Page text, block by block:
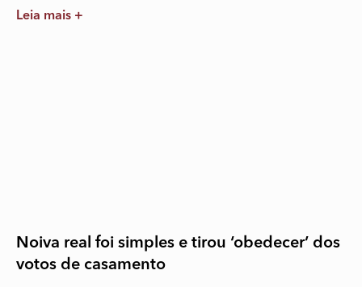
Leia mais +
Noiva real foi simples e tirou ‘obedecer’ dos
votos de casamento